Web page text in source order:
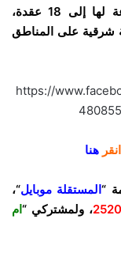
الجنوبية، شمالية شرقية، تصل أقصى سرعة لها إلى 18 عقدة،
شرقية على المناطق
https://
هنا
“المستقلة موبايل“،
2520، ولمشتركي “ام